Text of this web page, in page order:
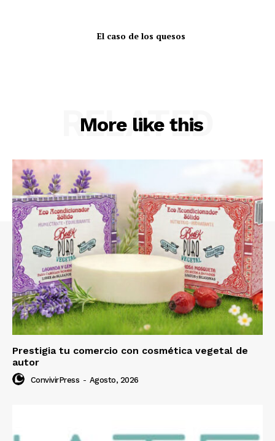
El caso de los quesos
More like this
RELATED
Prestigia tu comercio con cosmética vegetal de
autor
ConvivirPress - Agosto, 2026